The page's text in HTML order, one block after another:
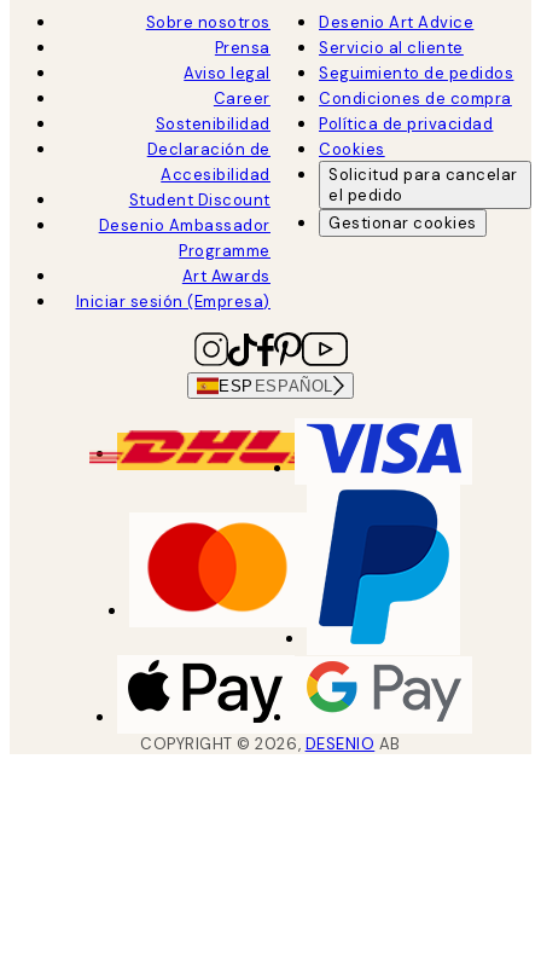
Sobre nosotros
Prensa
Aviso legal
Career
Sostenibilidad
Declaración de
Accesibilidad
Student Discount
Desenio Ambassador
Programme
Art Awards
Iniciar sesión (Empresa)
Desenio Art Advice
Servicio al cliente
Seguimiento de pedidos
Condiciones de compra
Política de privacidad
Cookies
Solicitud para cancelar
el pedido
Gestionar cookies
ESP ESPAÑOL
COPYRIGHT ©2026, DESENIO AB